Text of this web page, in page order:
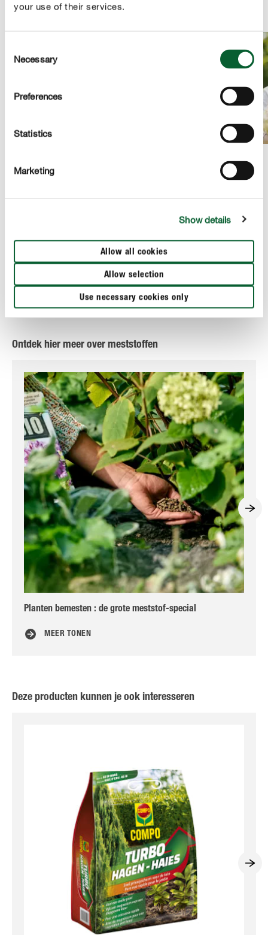
your use of their services.
Selection
Necessary
Preferences
Statistics
Marketing
Show details
Allow all cookies
Allow selection
Use necessary cookies only
TECHNISCHE DETAILS
EEN VRAAG? STEL ZE HIER!
Ontdek hier meer over meststoffen
Planten bemesten : de grote meststof-special
MEER TONEN
Deze producten kunnen je ook interesseren